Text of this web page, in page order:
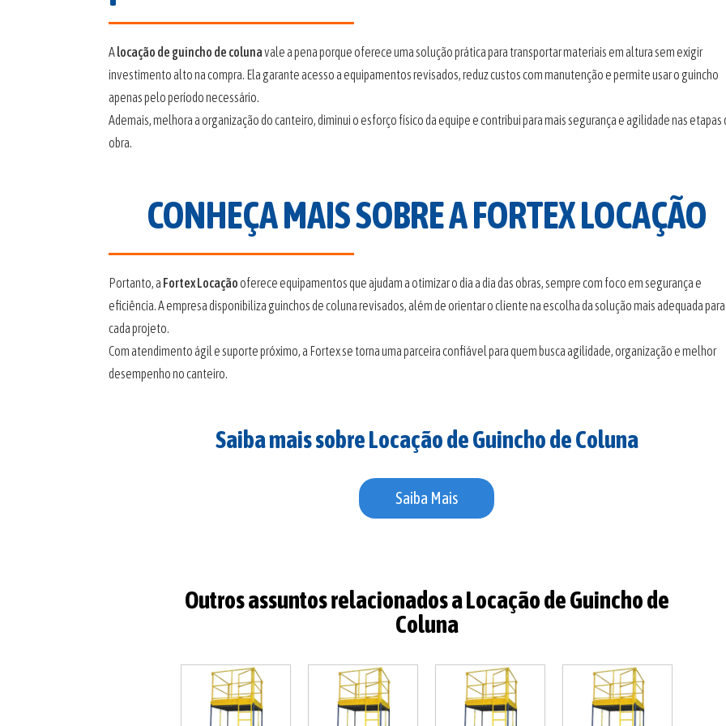
A locação de guincho de colunavale a pena porque oferece uma solução prática para transportar materiais em altura sem exigir
investimento alto na compra. Ela garante acesso a equipamentos revisados, reduz custos com manutenção e permite usar o guincho
apenas pelo período necessário.
Ademais, melhora a organização do canteiro, diminui o esforço físico da equipe e contribui para mais segurança e agilidade nas etapas
obra.
CONHEÇA MAIS SOBRE A FORTEX LOCAÇÃO
Portanto, a Fortex Locaçãooferece equipamentos que ajudam a otimizar o dia a dia das obras, sempre com foco em segurança e
eficiência. A empresa disponibiliza guinchos de coluna revisados, além de orientar o cliente na escolha da solução mais adequada para
cada projeto.
Com atendimento ágil e suporte próximo, a Fortex se torna uma parceira confiável para quem busca agilidade, organização e melhor
desempenho no canteiro.
Saiba mais sobre Locação de Guincho de Coluna
Saiba Mais
Outros assuntos relacionados a Locação de Guincho de
Coluna